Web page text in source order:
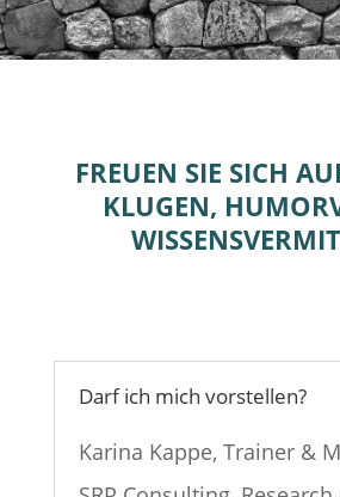
FREUEN SIE SICH
KLUGEN,
Darf ich mich vorstellen?
Karina Kappe, Trainer &